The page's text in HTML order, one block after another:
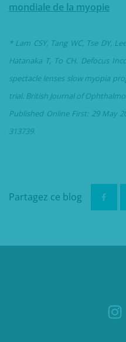
mondiale de la myopie
* Lam CSY, Tang WC, Tse DY,
Hatanaka T, To CH. Defocus
spectacle lenses slow myopia
trial. British Journal of
Published Online First: 29 May
313739.
Partagez ce blog